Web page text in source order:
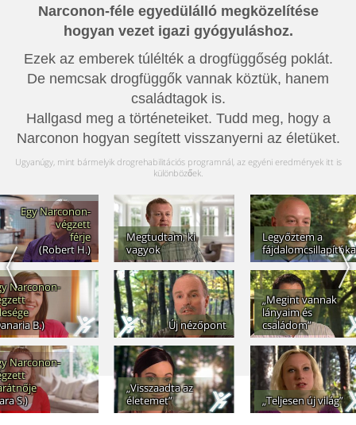
Narconon-féle egyedülálló megközelítése
hogyan vezet igazi gyógyuláshoz.
Ezek az emberek túlélték a drogfüggőség poklát.
De nemcsak drogfüggők vannak köztük, hanem
családtagok is.
Hallgasd meg a történeteiket. Tudd meg, hogy a
Narconon hogyan segített visszanyerni az életüket.
Ugyanúgy, mint bármelyik drogrehabilitációs programnál, az egyéni eredmények itt is
különbözőek.
Egy Narconon-
végzett
férje
(Robert H.)
Narconon-
B.)
Narconon-
S.)
Megtudtam, ki
vagyok
Új nézőpont
„Visszaadta az
életemet”
Legyőztem a
„Megint vannak
lányaim és
családom”
„Teljesen új világ”